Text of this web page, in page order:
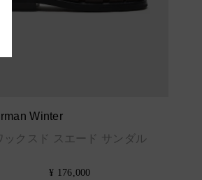
Winter
ックスド スエード サンダル
¥ 176,000